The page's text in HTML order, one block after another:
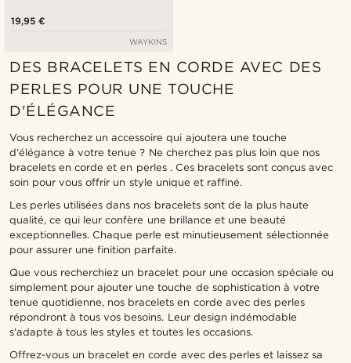
19,95 €
WAYKINS
DES BRACELETS EN CORDE AVEC DES
PERLES POUR UNE TOUCHE
D'ÉLÉGANCE
Vous recherchez un accessoire qui ajoutera une touche
d'élégance à votre tenue ? Ne cherchez pas plus loin que nos
bracelets en corde et en perles . Ces bracelets sont conçus avec
soin pour vous offrir un style unique et raffiné.
Les perles utilisées dans nos bracelets sont de la plus haute
qualité, ce qui leur confère une brillance et une beauté
exceptionnelles. Chaque perle est minutieusement sélectionnée
pour assurer une finition parfaite.
Que vous recherchiez un bracelet pour une occasion spéciale ou
simplement pour ajouter une touche de sophistication à votre
tenue quotidienne, nos bracelets en corde avec des perles
répondront à tous vos besoins. Leur design indémodable
s'adapte à tous les styles et toutes les occasions.
Offrez-vous un bracelet en corde avec des perles et laissez sa